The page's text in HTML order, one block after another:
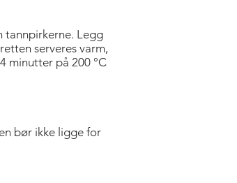
tannpirkerne. Legg
serveres varm,
minutter på 200 °C
bør ikke ligge for